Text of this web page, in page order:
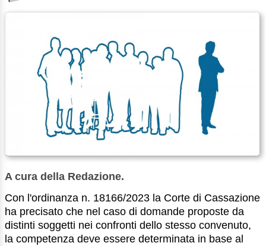
A cura della Redazione.
Con l'ordinanza n. 18166/2023 la Corte di Cassazione
ha precisato che nel caso di domande proposte da
distinti soggetti nei confronti dello stesso convenuto,
la competenza deve essere determinata in base al